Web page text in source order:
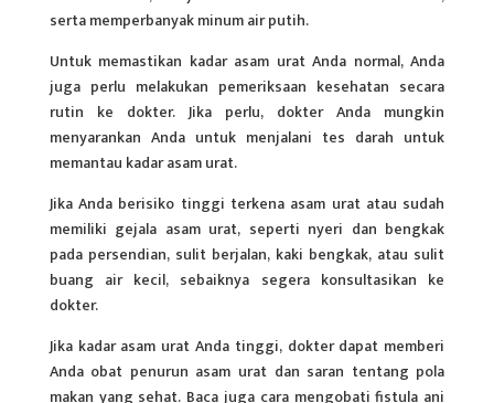
serta memperbanyak minum air putih.
Untuk memastikan kadar asam urat Anda normal, Anda
juga perlu melakukan pemeriksaan kesehatan secara
rutin ke dokter. Jika perlu, dokter Anda mungkin
menyarankan Anda untuk menjalani tes darah untuk
memantau kadar asam urat.
Jika Anda berisiko tinggi terkena asam urat atau sudah
memiliki gejala asam urat, seperti nyeri dan bengkak
pada persendian, sulit berjalan, kaki bengkak, atau sulit
buang air kecil, sebaiknya segera konsultasikan ke
dokter.
Jika kadar asam urat Anda tinggi, dokter dapat memberi
Anda obat penurun asam urat dan saran tentang pola
makan yang sehat. Baca juga cara mengobati fistula ani